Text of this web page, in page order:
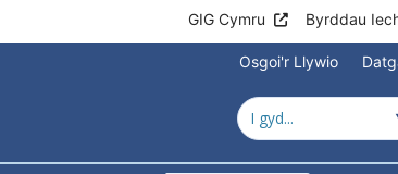
GIG Cymru Byrddau
Osgoi'r Llywio